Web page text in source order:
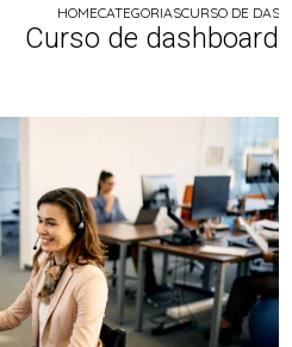
HOMECATEGORIASCURSO DE
Curso de dashboard